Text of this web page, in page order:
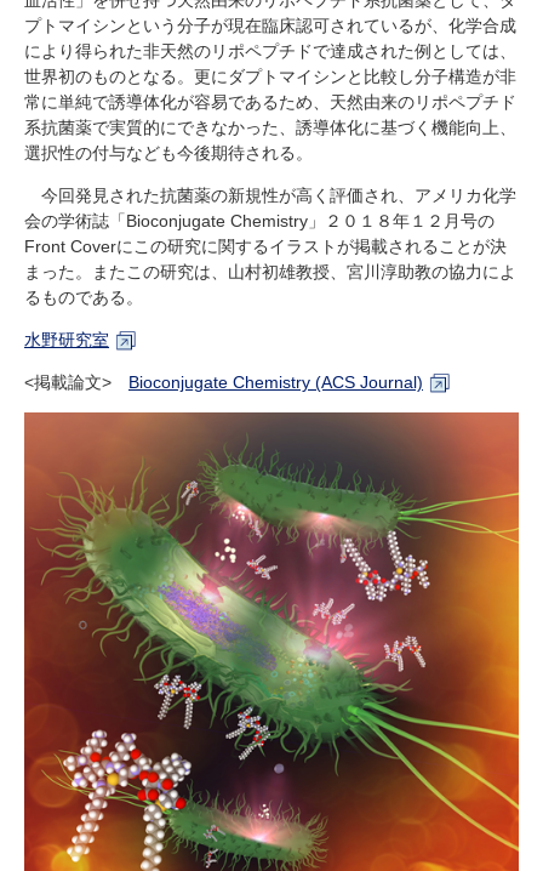
プトマイシンという分子が現在臨床認可されているが、化学合成
により得られた非天然のリポペプチドで達成された例としては、
世界初のものとなる。更にダプトマイシンと比較し分子構造が非
常に単純で誘導体化が容易であるため、天然由来のリポペプチド
系抗菌薬で実質的にできなかった、誘導体化に基づく機能向上、
選択性の付与なども今後期待される。
今回発見された抗菌薬の新規性が高く評価され、アメリカ化学
会の学術誌「Bioconjugate Chemistry」２０１８年１２月号の
Front Coverにこの研究に関するイラストが掲載されることが決
まった。またこの研究は、山村初雄教授、宮川淳助教の協力によ
るものである。
水野研究室
<掲載論文> Bioconjugate Chemistry (ACS Journal)